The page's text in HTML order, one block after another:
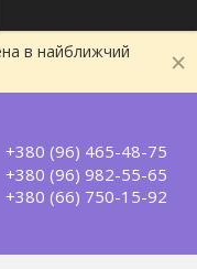
в найближчий
+380 (96) 465-48-75
+380 (96) 982-55-65
+380 (66) 750-15-92